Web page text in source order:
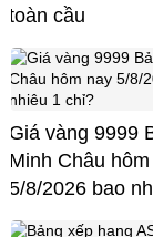
toàn cầu
Giá vàng 9999
Minh Châu
5/8/2026 bao